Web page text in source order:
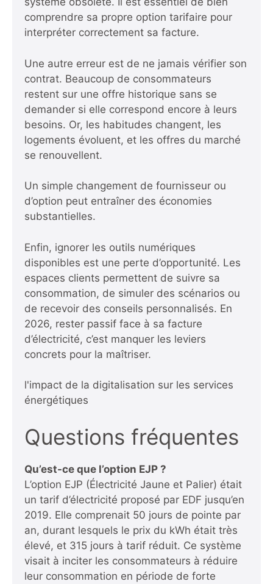
comprendre sa propre option tarifaire pour
interpréter correctement sa facture.
Une autre erreur est de ne jamais vérifier son
contrat. Beaucoup de consommateurs
restent sur une offre historique sans se
demander si elle correspond encore à leurs
besoins. Or, les habitudes changent, les
logements évoluent, et les offres du marché
se renouvellent.
Un simple changement de fournisseur ou
d’option peut entraîner des économies
substantielles.
Enfin, ignorer les outils numériques
disponibles est une perte d’opportunité. Les
espaces clients permettent de suivre sa
consommation, de simuler des scénarios ou
de recevoir des conseils personnalisés. En
2026, rester passif face à sa facture
d’électricité, c’est manquer les leviers
concrets pour la maîtriser.
l'impact de la digitalisation sur les services
énergétiques
Questions fréquentes
Qu’est-ce que l’option EJP ?
L’option EJP (Électricité Jaune et Palier) était
un tarif d’électricité proposé par EDF jusqu’en
2019. Elle comprenait 50 jours de pointe par
an, durant lesquels le prix du kWh était très
élevé, et 315 jours à tarif réduit. Ce système
visait à inciter les consommateurs à réduire
leur consommation en période de forte